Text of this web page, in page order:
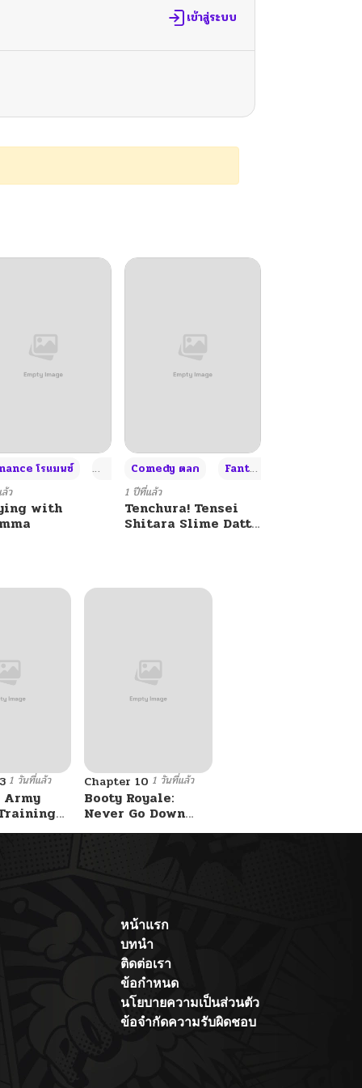
เข้าสู่ระบบ
+4
โรแมนซ์ Adult ผู้ใหญ่ +4
ว
with
Comedy ตลก Fantasy แฟนตาซี
1 ปีที่แล้ว
Tenchura! Tensei
Shitara Slime Datta
1 วันที่แล้ว
Army
Chapter 10 1 วันที่แล้ว
Booty Royale:
Never Go Down
Without A Fight!
หน้าแรก
บทนำ
ติดต่อเรา
ข้อกำหนด
นโยบายความเป็นส่วนตัว
ข้อจำกัดความรับผิดชอบ